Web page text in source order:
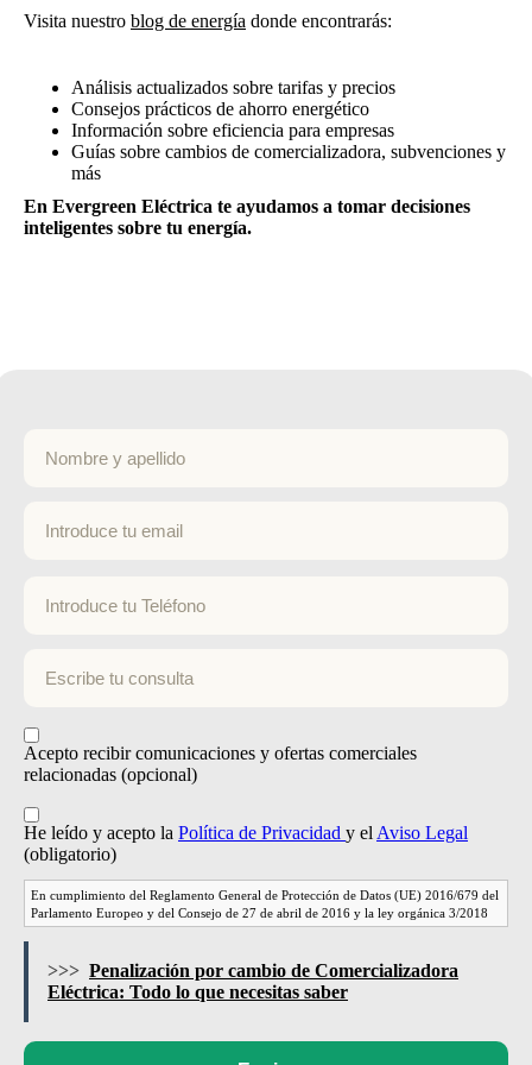
Visita nuestro blog de energía donde encontrarás:
Análisis actualizados sobre tarifas y precios
Consejos prácticos de ahorro energético
Información sobre eficiencia para empresas
Guías sobre cambios de comercializadora, subvenciones y
más
En Evergreen Eléctrica te ayudamos a tomar decisiones
inteligentes sobre tu energía.
Acepto recibir comunicaciones y ofertas comerciales
relacionadas (opcional)
He leído y acepto la Política de Privacidad y el Aviso Legal
(obligatorio)
En cumplimiento del Reglamento General de Protección de Datos (UE) 2016/679 del
Parlamento Europeo y del Consejo de 27 de abril de 2016 y la ley orgánica 3/2018
de 5 de diciembre de Protección de Datos Personales y de Garantía de los Derechos
tratamiento por parte de EVERGREEN ELECTRICA SL con CIF B93034064, con
domicilio en AVENIDA MATÍAS SAENZ DE TEJADA S/N, EDIFICIO
FUENGIROLA CENTRO II - ENTREPLANTA OFICINA 5 con la finalidad de
>>> Penalización por cambio de Comercializadora
Eléctrica: Todo lo que necesitas saber